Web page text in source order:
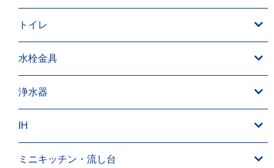
トイレ
水栓金具
浄水器
IH
ミニキッチン・流し台